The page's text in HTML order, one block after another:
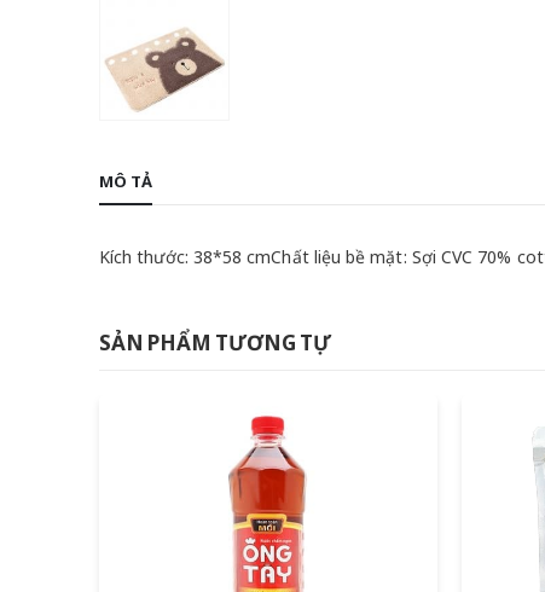
MÔ TẢ
Kích thước: 38*58 cmChất liệu bề mặt: Sợi CVC 70%
SẢN PHẨM TƯƠNG TỰ